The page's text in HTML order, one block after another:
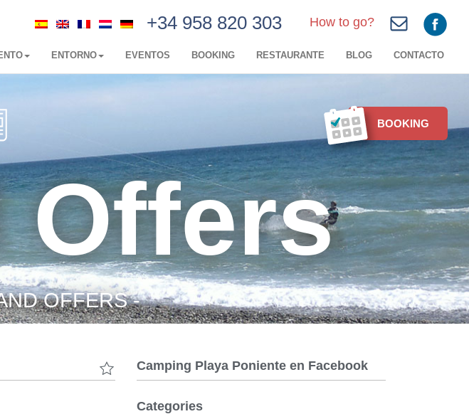
+34 958 820 303 How to go?
ENTORNO EVENTOS BOOKING RESTAURANTE BLOG CONTACTO
BOOKING
Offers
OFFERS -
Camping Playa Poniente en Facebook
Categories